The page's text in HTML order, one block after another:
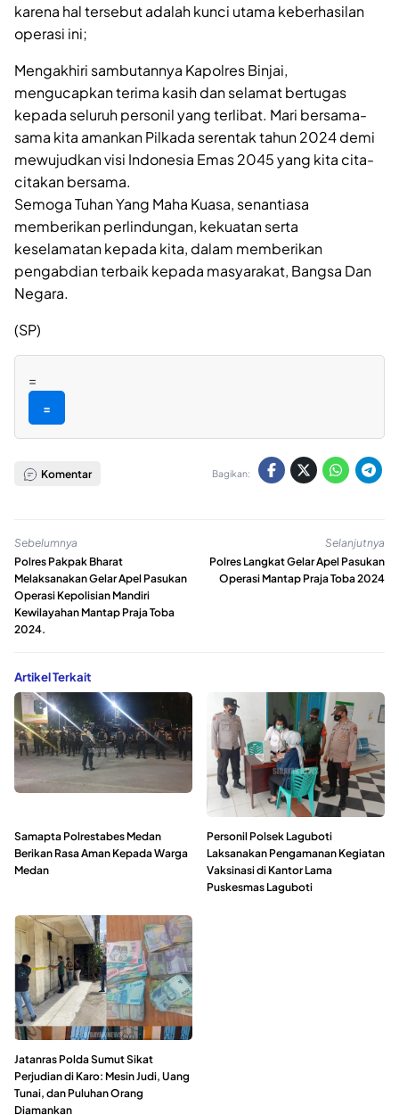
karena hal tersebut adalah kunci utama keberhasilan
operasi ini;
Mengakhiri sambutannya Kapolres Binjai,
mengucapkan terima kasih dan selamat bertugas
kepada seluruh personil yang terlibat. Mari bersama-
sama kita amankan Pilkada serentak tahun 2024 demi
mewujudkan visi Indonesia Emas 2045 yang kita cita-
citakan bersama.
Semoga Tuhan Yang Maha Kuasa, senantiasa
memberikan perlindungan, kekuatan serta
keselamatan kepada kita, dalam memberikan
pengabdian terbaik kepada masyarakat, Bangsa Dan
Negara.
(SP)
=
=
Komentar Bagikan:
Sebelumnya
Polres Pakpak Bharat
Melaksanakan Gelar Apel Pasukan
Operasi Kepolisian Mandiri
Kewilayahan Mantap Praja Toba
2024.
Selanjutnya
Polres Langkat Gelar Apel Pasukan
Operasi Mantap Praja Toba 2024
Artikel Terkait
Samapta Polrestabes Medan
Berikan Rasa Aman Kepada Warga
Medan
Personil Polsek Laguboti
Laksanakan Pengamanan Kegiatan
Vaksinasi di Kantor Lama
Puskesmas Laguboti
Jatanras Polda Sumut Sikat
Perjudian di Karo: Mesin Judi, Uang
Tunai, dan Puluhan Orang
Diamankan